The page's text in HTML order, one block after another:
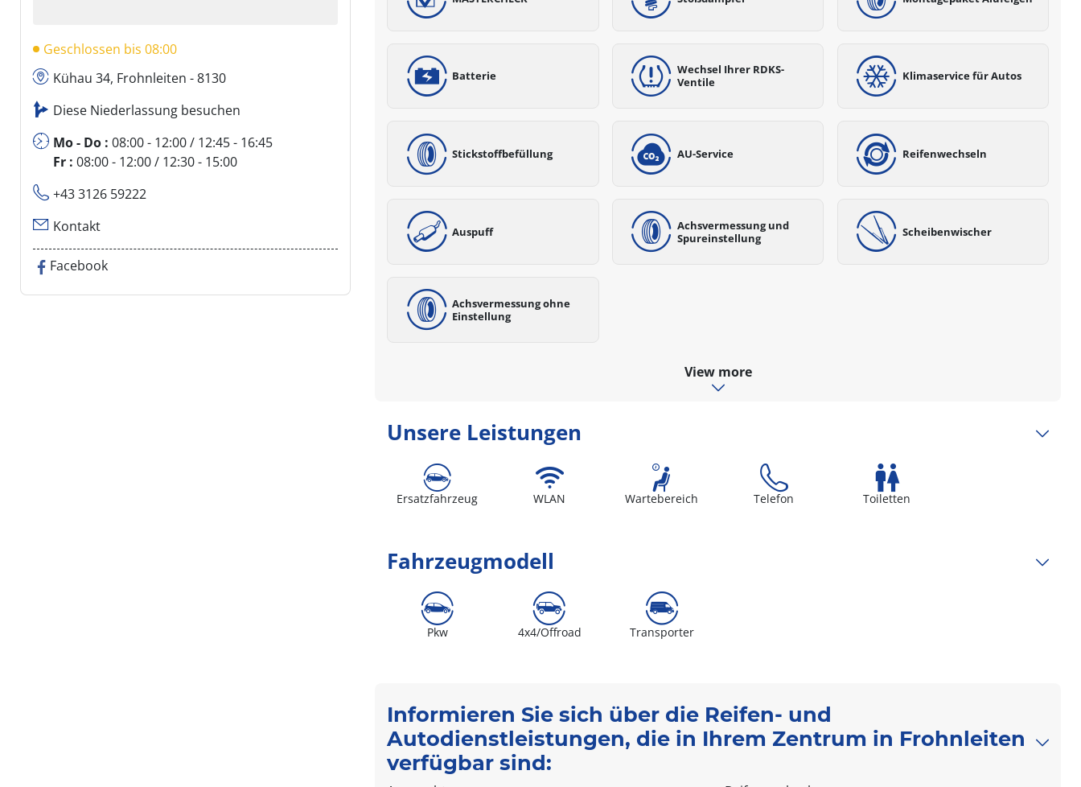
Geschlossen bis 08:00
Kühau 34, Frohnleiten - 8130
Diese Niederlassung besuchen
Mo - Do : 08:00 - 12:00 / 12:45 - 16:45
Fr : 08:00 - 12:00 / 12:30 - 15:00
+43 3126 59222
Kontakt
Facebook
Batterie
Wechsel Ihrer RDKS-
Ventile
Klimaservice für Autos
Stickstoffbefüllung AU-Service Reifenwechseln
Auspuff
Achsvermessung und
Spureinstellung
Scheibenwischer
Achsvermessung ohne
Einstellung
View more
Unsere Leistungen
Ersatzfahrzeug WLAN Wartebereich Telefon Toiletten
Fahrzeugmodell
Pkw 4x4/Offroad Transporter
Informieren Sie sich über die Reifen- und
Autodienstleistungen, die in Ihrem Zentrum in Frohnleiten
verfügbar sind: